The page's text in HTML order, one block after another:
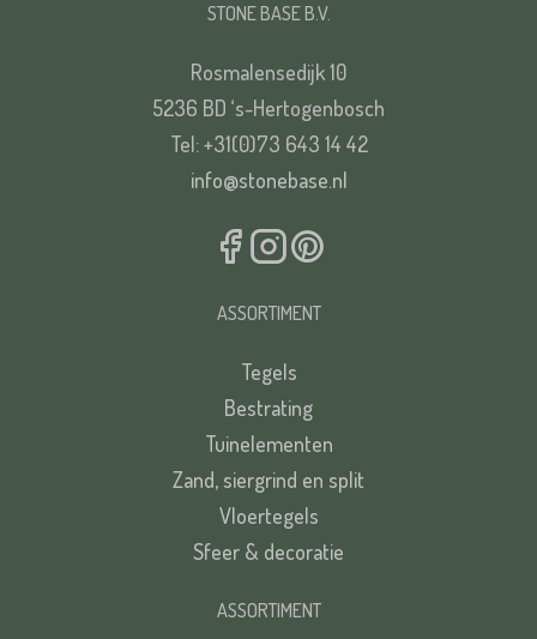
STONE BASE B.V.
Rosmalensedijk 10
5236 BD ‘s-Hertogenbosch
Tel: +31(0)73 643 14 42
info@stonebase.nl
ASSORTIMENT
Tegels
Bestrating
Tuinelementen
Zand, siergrind en split
Vloertegels
Sfeer & decoratie
ASSORTIMENT